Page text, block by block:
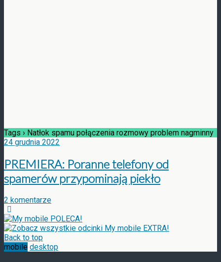
Tags › Natłok spamu połączenia rozmowy problem nagminny
24 grudnia 2022
PREMIERA: Poranne telefony od
spamerów przypominają piekło
2 komentarze
Back to top
mobile desktop